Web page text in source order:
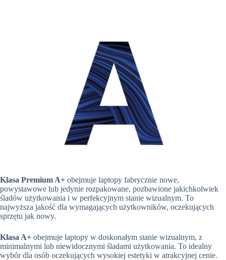
Klasa Premium A+ obejmuje laptopy fabrycznie nowe,
powystawowe lub jedynie rozpakowane, pozbawione jakichkolwiek
śladów użytkowania i w perfekcyjnym stanie wizualnym. To
najwyższa jakość dla wymagających użytkowników, oczekujących
sprzętu jak nowy.
Klasa A+ obejmuje laptopy w doskonałym stanie wizualnym, z
minimalnymi lub niewidocznymi śladami użytkowania. To idealny
wybór dla osób oczekujących wysokiej estetyki w atrakcyjnej cenie.